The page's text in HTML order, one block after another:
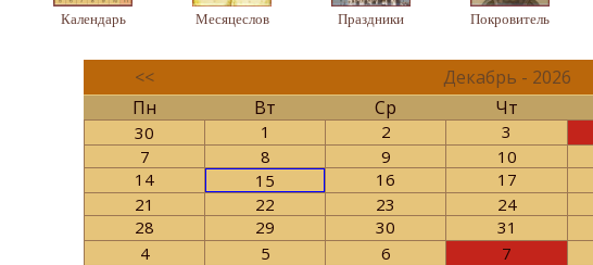
Календарь Месяцеслов Праздники Покровитель
<<
Декабрь - 2026
Пн
Вт Ср Чт
30 1 2
3
7
8 9
10
14
15 16
17
21
22 23
24
28
29 30
31
4
5 6 7